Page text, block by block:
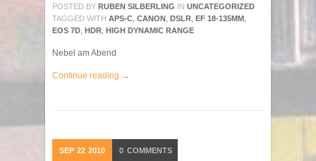
POSTED BY RUBEN SILBERLING IN UNCATEGORIZED
TAGGED WITH APS-C CANON DSLR EF 18-135MM
EOS 7D HDR HIGH DYNAMIC RANGE
Nebel am Abend
Continue reading →
SEP 22 2010 0 COMMENTS